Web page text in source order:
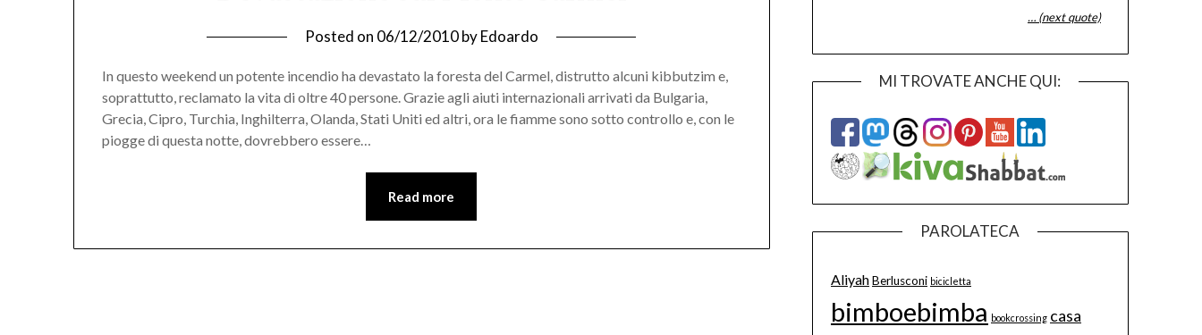
Posted on 06/12/2010byEdoardo
In questo weekend un potente incendio ha devastato la foresta del Carmel, distrutto alcuni kibbutzim e,
soprattutto, reclamato la vita di oltre 40 persone. Grazie agli aiuti internazionali arrivati da Bulgaria,
Grecia, Cipro, Turchia, Inghilterra, Olanda, Stati Uniti ed altri, ora le fiamme sono sotto controllo e, con le
piogge di questa notte, dovrebbero essere…
Read more
… (next quote)
MI TROVATE ANCHE QUI:
PAROLATECA
AliyahBerlusconi bicicletta
bimboebimba bookcrossing casa